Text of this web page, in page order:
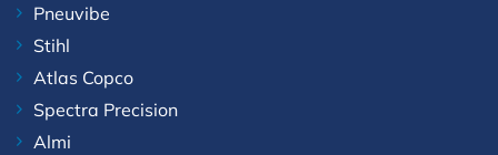
Pneuvibe
Stihl
Atlas Copco
Spectra Precision
Almi